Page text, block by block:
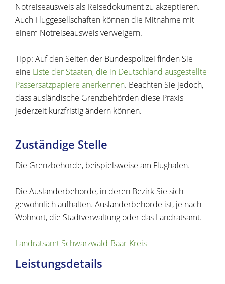
Notreiseausweis als Reisedokument zu akzeptieren.
Auch Fluggesellschaften können die Mitnahme mit
einem Notreiseausweis verweigern.
Tipp: Auf den Seiten der Bundespolizei finden Sie
eine Liste der Staaten, die in Deutschland ausgestellte
Passersatzpapiere anerkennen. Beachten Sie jedoch,
dass ausländische Grenzbehörden diese Praxis
jederzeit kurzfristig ändern können.
Zuständige Stelle
Die Grenzbehörde, beispielsweise am Flughafen.
Die Ausländerbehörde, in deren Bezirk Sie sich
gewöhnlich aufhalten. Ausländerbehörde ist, je nach
Wohnort, die Stadtverwaltung oder das Landratsamt.
Landratsamt Schwarzwald-Baar-Kreis
Leistungsdetails